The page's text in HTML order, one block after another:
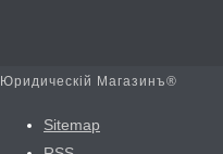
Юридическій Магазинъ®
Sitemap